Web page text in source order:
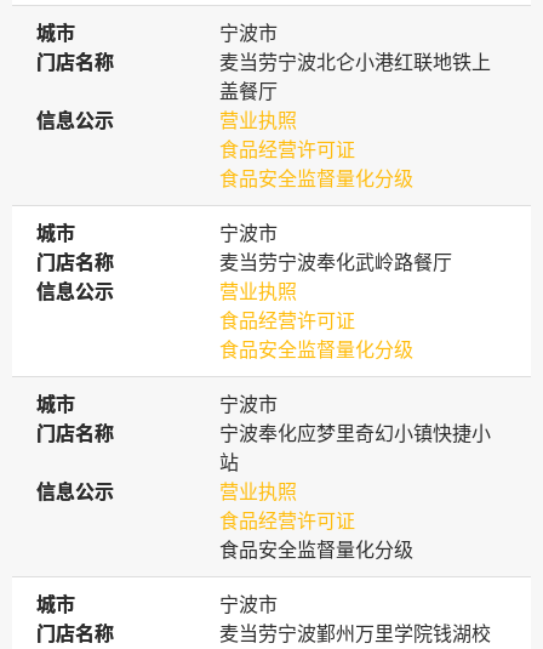
城市
城市
宁波市
门店名称
门店名称
麦当劳宁波北仑小港红联地铁上
盖餐厅
信息公示
信息公示
营业执照
食品经营许可证
食品安全监督量化分级
城市
城市
宁波市
门店名称
门店名称
麦当劳宁波奉化武岭路餐厅
信息公示
信息公示
营业执照
食品经营许可证
食品安全监督量化分级
城市
城市
宁波市
门店名称
门店名称
宁波奉化应梦里奇幻小镇快捷小
站
信息公示
信息公示
营业执照
食品经营许可证
食品安全监督量化分级
城市
城市
宁波市
门店名称
门店名称
麦当劳宁波鄞州万里学院钱湖校